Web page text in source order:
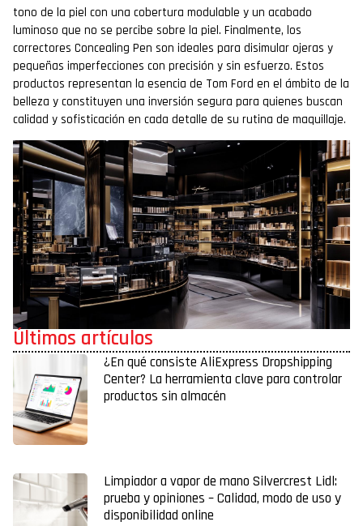
tono de la piel con una cobertura modulable y un acabado
luminoso que no se percibe sobre la piel. Finalmente, los
correctores Concealing Pen son ideales para disimular ojeras y
pequeñas imperfecciones con precisión y sin esfuerzo. Estos
productos representan la esencia de Tom Ford en el ámbito de la
belleza y constituyen una inversión segura para quienes buscan
calidad y sofisticación en cada detalle de su rutina de maquillaje.
Últimos artículos
¿En qué consiste AliExpress Dropshipping
Center? La herramienta clave para controlar
productos sin almacén
Limpiador a vapor de mano Silvercrest Lidl:
prueba y opiniones – Calidad, modo de uso y
disponibilidad online